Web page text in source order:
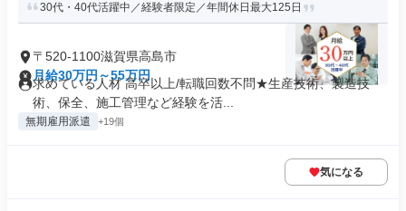
30代・40代活躍中／経験者限定／年間休日最大125日
〒520-1100滋賀県高島市
月給30万円～55万円
求めている人材 高卒以上/転職回数不問★生産技術、製造技
術、保全、施工管理など経験を活...
無期雇用派遣 +19個
気になる